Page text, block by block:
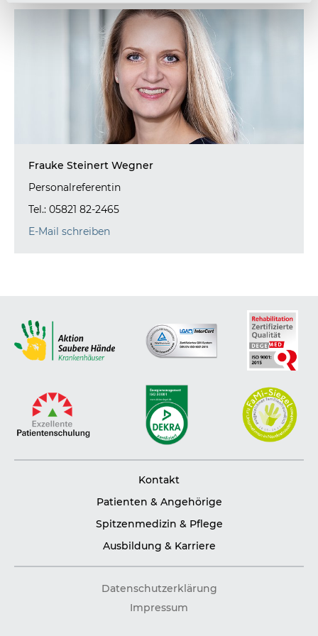
Frauke Steinert Wegner
Personalreferentin
Tel.: 05821 82-2465
E-Mail schreiben
Kontakt
Patienten & Angehörige
Spitzenmedizin & Pflege
Ausbildung & Karriere
Datenschutzerklärung
Impressum